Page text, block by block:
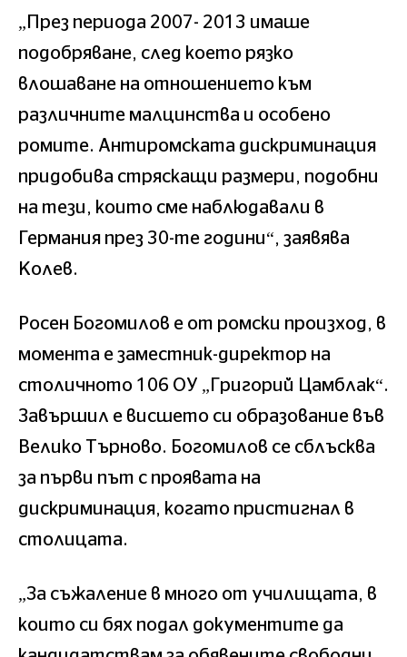
„През периода 2007- 2013 имаше
подобряване, след което рязко
влошаване на отношението към
различните малцинства и особено
ромите. Антиромската дискриминация
придобива стряскащи размери, подобни
на тези, които сме наблюдавали в
Германия през 30-те години“, заявява
Колев.
Росен Богомилов е от ромски произход, в
момента е заместник-директор на
столичното 106 ОУ „Григорий Цамблак“.
Завършил е висшето си образование във
Велико Търново. Богомилов се сблъсква
за първи път с проявата на
дискриминация, когато пристигнал в
столицата.
„За съжаление в много от училищата, в
които си бях подал документите да